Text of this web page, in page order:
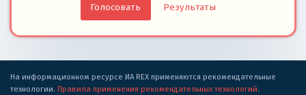
Результаты
На информационном ресурсе ИА REX применяются рекомендательные
технологии. Правила применения рекомендательных технологий.